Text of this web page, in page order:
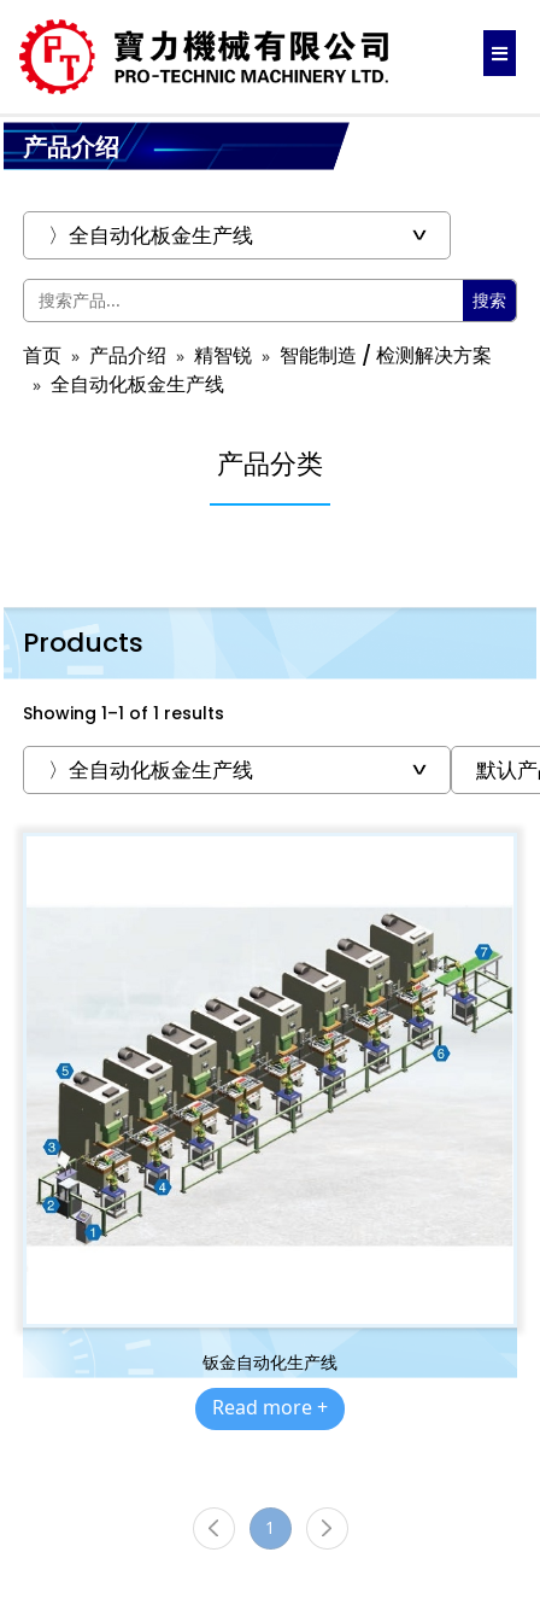
产品介绍
搜索
首页 产品介绍 精智锐
智能制造 / 检测解决方案
全自动化板金生产线
产品分类
Products
Showing 1–1 of 1 results
钣金自动化生产线
Read more +
1